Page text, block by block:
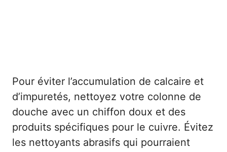
Pour éviter l’accumulation de calcaire et
d’impuretés, nettoyez votre colonne de
douche avec un chiffon doux et des
produits spécifiques pour le cuivre. Évitez
les nettoyants abrasifs qui pourraient